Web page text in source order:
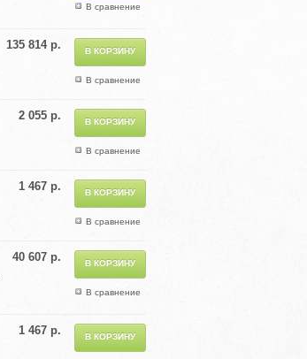
В сравнение
В сравнение
135 814 р.
В сравнение
2 055 р.
В сравнение
1 467 р.
В сравнение
40 607 р.
1 467 р.